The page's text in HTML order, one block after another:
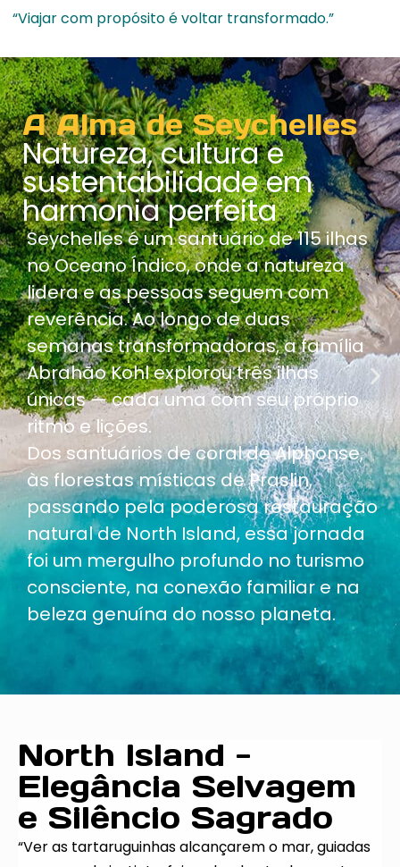
“Viajar com propósito é voltar transformado.”
A Alma de Seychelles
Natureza, cultura e
sustentabilidade em
harmonia perfeita
Seychelles é um santuário de 115 ilhas
no Oceano Índico, onde a natureza
lidera e as pessoas seguem com
reverência. Ao longo de duas
semanas transformadoras, a família
Abrahão Kohl explorou três ilhas
únicas — cada uma com seu próprio
ritmo e lições.
Dos santuários de coral de Alphonse,
às florestas místicas de Praslin,
passando pela poderosa restauração
natural de North Island, essa jornada
foi um mergulho profundo no turismo
consciente, na conexão familiar e na
beleza genuína do nosso planeta.
North Island -
Elegância Selvagem
e Silêncio Sagrado
“Ver as tartaruguinhas alcançarem o mar, guiadas